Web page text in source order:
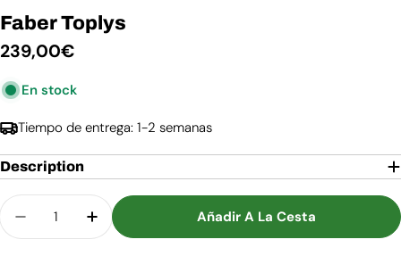
Faber Toplys
Precio
239,00€
En stock
Tiempo de entrega: 1-2 semanas
Description
Cantidad
Disminuir Cantidad Para Faber Toplys
Aumentar Cantidad Para Faber Toplys
Añadir A La Cesta